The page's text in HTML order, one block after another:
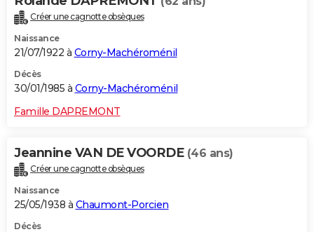
Créer une cagnotte obsèques
Naissance
21/07/1922 à Corny-Machéroménil
Décès
30/01/1985 à Corny-Machéroménil
Famille DAPREMONT
Jeannine VAN DE VOORDE (46 ans)
Créer une cagnotte obsèques
Naissance
25/05/1938 à Chaumont-Porcien
Décès